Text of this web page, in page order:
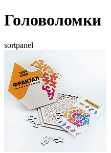
Головоломки
sortpanel